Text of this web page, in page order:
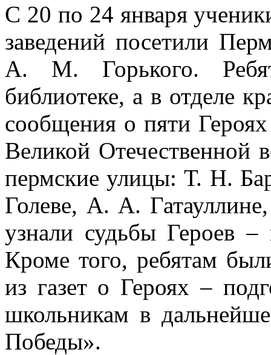
С 20 по 24 января
заведений посетили
А. М. Горького.
библиотеке, а в отделе
сообщения о пяти
Великой Отечественной
пермские улицы: Т. Н.
Голеве, А. А.
узнали судьбы Героев
Кроме того, ребятам
из газет о Героях –
школьникам в
Победы».